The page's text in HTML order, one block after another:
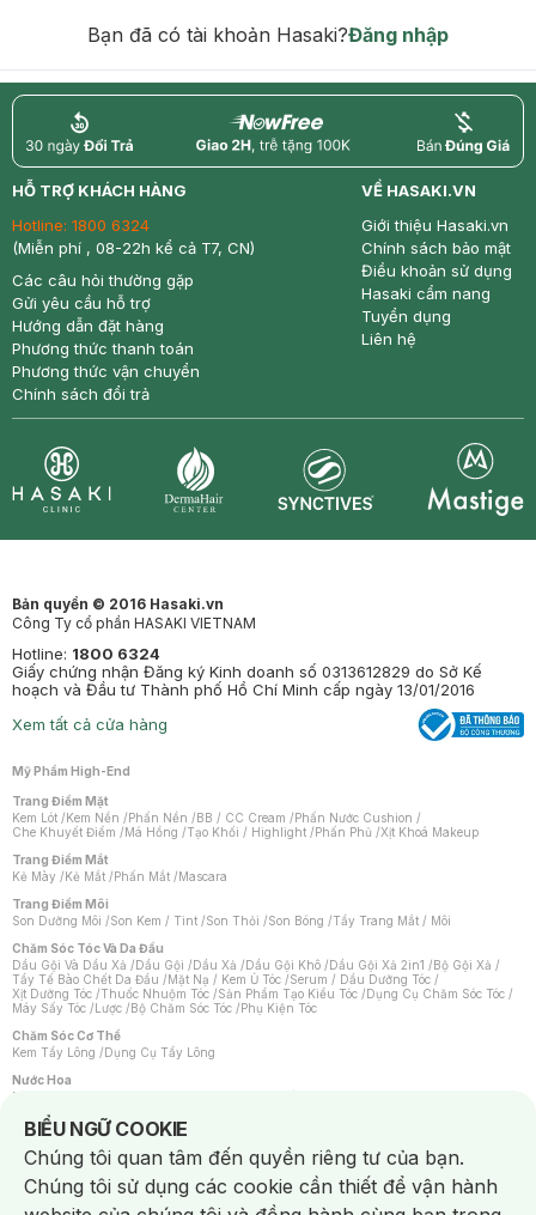
Bạn đã có tài khoản Hasaki?Đăng nhập
return nowfree price
HỖ TRỢ KHÁCH HÀNG
Hotline: 1800 6324
(Miễn phí , 08-22h kể cả T7, CN)
Các câu hỏi thường gặp
Gửi yêu cầu hỗ trợ
Hướng dẫn đặt hàng
Phương thức thanh toán
Phương thức vận chuyển
Chính sách đổi trả
VỀ HASAKI.VN
Giới thiệu Hasaki.vn
Chính sách bảo mật
Điều khoản sử dụng
Hasaki cẩm nang
Tuyển dụng
Liên hệ
Bản quyền © 2016 Hasaki.vn
Công Ty cổ phần HASAKI VIETNAM
Hotline: 1800 6324
Giấy chứng nhận Đăng ký Kinh doanh số 0313612829 do Sở Kế
hoạch và Đầu tư Thành phố Hồ Chí Minh cấp ngày 13/01/2016
Xem tất cả cửa hàng
Mỹ Phẩm High-End
Trang Điểm Mặt
Kem Lót /Kem Nền /Phấn Nền /BB / CC Cream /Phấn Nước Cushion /
Che Khuyết Điểm /Má Hồng /Tạo Khối / Highlight /Phấn Phủ /Xịt Khoá Makeup
Trang Điểm Mắt
Kẻ Mày /Kẻ Mắt /Phấn Mắt /Mascara
Trang Điểm Môi
Son Dưỡng Môi /Son Kem / Tint /Son Thỏi /Son Bóng /Tẩy Trang Mắt / Môi
Chăm Sóc Tóc Và Da Đầu
Dầu Gội Và Dầu Xả /Dầu Gội /Dầu Xả /Dầu Gội Khô /Dầu Gội Xả 2in1 /Bộ Gội Xả /
Tẩy Tế Bào Chết Da Đầu /Mặt Nạ / Kem Ủ Tóc /Serum / Dầu Dưỡng Tóc /
Xịt Dưỡng Tóc /Thuốc Nhuộm Tóc /Sản Phẩm Tạo Kiểu Tóc /Dụng Cụ Chăm Sóc Tóc /
Máy Sấy Tóc /Lược /Bộ Chăm Sóc Tóc /Phụ Kiện Tóc
Chăm Sóc Cơ Thể
Kem Tẩy Lông /Dụng Cụ Tẩy Lông
Nước Hoa
Nước Hoa Nữ
Chăm Sóc Cá Nhân
Chống Muỗi /Khẩu Trang /Máy Massage/Mặt Nạ Xông Hơi /Nước Rửa Tay/
Sản Phẩm Chăm Sóc Khác /Bàn Chải Đánh Răng /Bàn Chải Điện/
Hỗ Trợ Trắng Răng/Kem Đánh Răng /Máy Tăm Nước/ Nước Súc Miệng/
Tăm / Chỉ Nha Khoa/ Xịt Thơm Miệng / Dung Dịch Vệ Sinh/Dưỡng Vùng Kín/
BIỂU NGỮ COOKIE
Notice about cookies usage
Chúng tôi quan tâm đến quyền riêng tư của bạn.
Chúng tôi sử dụng các cookie cần thiết để vận hành